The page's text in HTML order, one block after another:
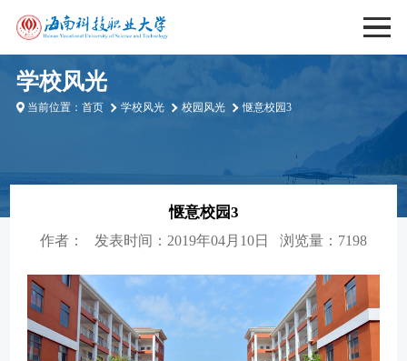
学校风光
当前位置：首页 学校风光 校园风光 惬意校园3
惬意校园3
作者： 发表时间：2019年04月10日 浏览量：7198